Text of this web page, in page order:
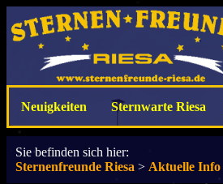
Neuigkeiten Sternwarte Riesa
Sie befinden sich hier:
Sternenfreunde Riesa > Aktuelle Info